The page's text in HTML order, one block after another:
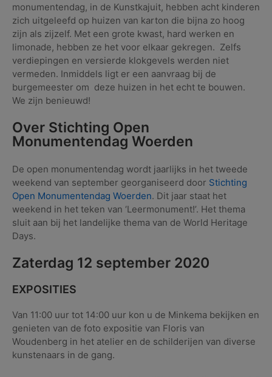
monumentendag, in de Kunstkajuit, hebben acht kinderen
zich uitgeleefd op huizen van karton die bijna zo hoog
zijn als zijzelf. Met een grote kwast, hard werken en
limonade, hebben ze het voor elkaar gekregen. Zelfs
verdiepingen en versierde klokgevels werden niet
vermeden. Inmiddels ligt er een aanvraag bij de
burgemeester om deze huizen in het echt te bouwen.
We zijn benieuwd!
Over Stichting Open
Monumentendag Woerden
De open monumentendag wordt jaarlijks in het tweede
weekend van september georganiseerd door Stichting
Open Monumentendag Woerden. Dit jaar staat het
weekend in het teken van ‘Leermonument!’. Het thema
sluit aan bij het landelijke thema van de World Heritage
Days.
Zaterdag 12 september 2020
EXPOSITIES
Van 11:00 uur tot 14:00 uur kon u de Minkema bekijken en
genieten van de foto expositie van Floris van
Woudenberg in het atelier en de schilderijen van diverse
kunstenaars in de gang.